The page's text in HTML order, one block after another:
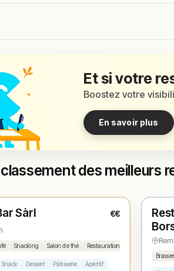
Et si votre
Boostez votre
En savoir plus
des meilleurs
Sàrl €€
Snacking Salon de thé Restauration rapide
Snack Dessert Pâtisserie Apéritif
★